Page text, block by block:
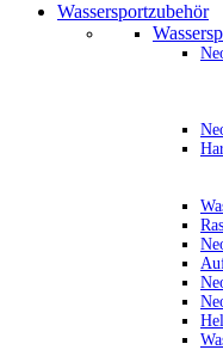
Wassersportzubehör